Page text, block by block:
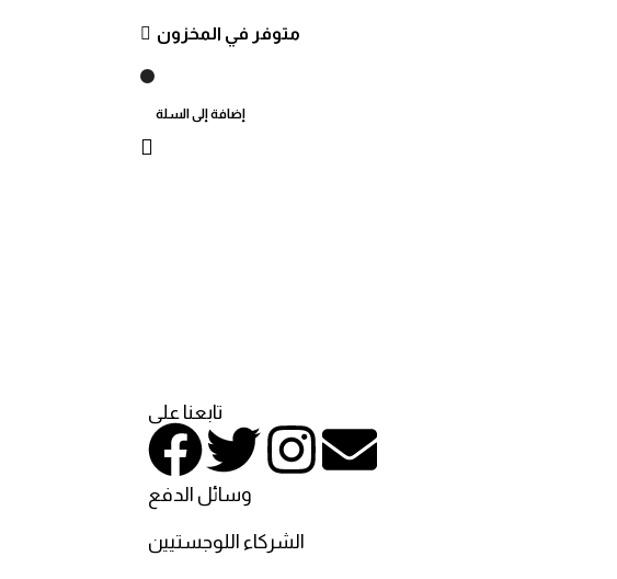
متوفر في المخزون
إضافة إلى السلة
تابعنا على
وسائل الدفع
الشركاء اللوجستيين